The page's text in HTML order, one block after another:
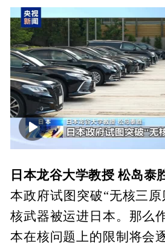
00:00
日本龙谷大学教授 松岛泰
本政府试图突破“无核三
核武器被运进日本。那么
本在核问题上的限制将会